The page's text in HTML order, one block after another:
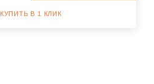
КУПИТЬ В 1 КЛИК